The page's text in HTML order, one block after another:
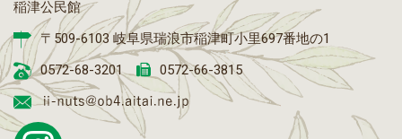
稲津公民館
〒509-6103 岐阜県瑞浪市稲津町小里697番地の1
0572-68-3201
0572-66-3815